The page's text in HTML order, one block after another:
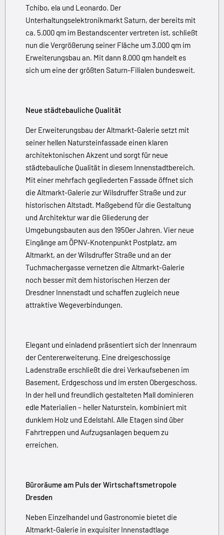
Tchibo, ela und Leonardo. Der
Unterhaltungselektronikmarkt Saturn, der bereits mit
ca. 5.000 qm im Bestandscenter vertreten ist, schließt
nun die Vergrößerung seiner Fläche um 3.000 qm im
Erweiterungsbau an. Mit dann 8.000 qm handelt es
sich um eine der größten Saturn-Filialen bundesweit.
Neue städtebauliche Qualität
Der Erweiterungsbau der Altmarkt-Galerie setzt mit
seiner hellen Natursteinfassade einen klaren
architektonischen Akzent und sorgt für neue
städtebauliche Qualität in diesem Innenstadtbereich.
Mit einer mehrfach gegliederten Fassade öffnet sich
die Altmarkt-Galerie zur Wilsdruffer Straße und zur
historischen Altstadt. Maßgebend für die Gestaltung
und Architektur war die Gliederung der
Umgebungsbauten aus den 1950er Jahren. Vier neue
Eingänge am ÖPNV-Knotenpunkt Postplatz, am
Altmarkt, an der Wilsdruffer Straße und an der
Tuchmachergasse vernetzen die Altmarkt-Galerie
noch besser mit dem historischen Herzen der
Dresdner Innenstadt und schaffen zugleich neue
attraktive Wegeverbindungen.
Elegant und einladend präsentiert sich der Innenraum
der Centererweiterung. Eine dreigeschossige
Ladenstraße erschließt die drei Verkaufs­ebenen im
Basement, Erdgeschoss und im ersten Obergeschoss.
In der hell und freundlich gestalteten Mall dominieren
edle Materia­lien – heller Naturstein, kombiniert mit
dunklem Holz und Edelstahl. Alle Etagen sind über
Fahrtreppen und Aufzugsanlagen bequem zu
erreichen.
Büroräume am Puls der Wirtschaftsmetro­pole
Dresden
Neben Einzelhandel und Gastronomie bietet die
Altmarkt-Galerie in exquisiter Innenstadtlage